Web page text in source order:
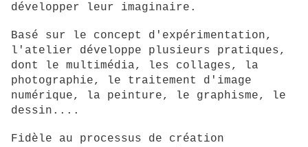
développer leur imaginaire.
Basé sur le concept d'expérimentation,
l'atelier développe plusieurs pratiques,
dont le multimédia, les collages, la
photographie, le traitement d'image
numérique, la peinture, le graphisme, le
dessin....
Fidèle au processus de création